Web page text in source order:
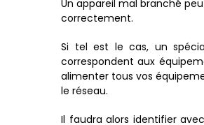
Un appareil mal branché
correctement.
Si tel est le cas, un
correspondent aux
alimenter tous vos
le réseau.
Il faudra alors identifier